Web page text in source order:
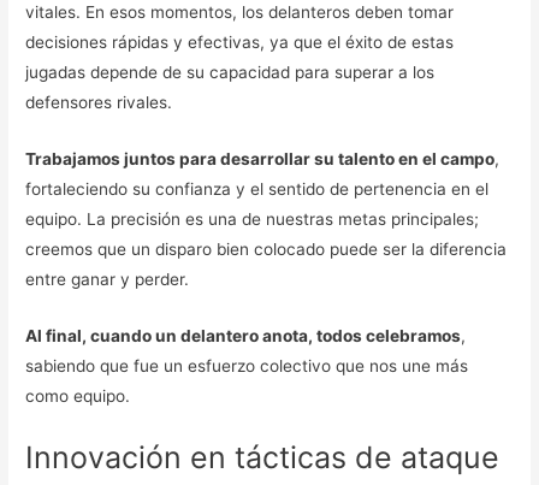
vitales. En esos momentos, los delanteros deben tomar
decisiones rápidas y efectivas, ya que el éxito de estas
jugadas depende de su capacidad para superar a los
defensores rivales.
Trabajamos juntos para desarrollar su talento en el campo,
fortaleciendo su confianza y el sentido de pertenencia en el
equipo. La precisión es una de nuestras metas principales;
creemos que un disparo bien colocado puede ser la diferencia
entre ganar y perder.
Al final, cuando un delantero anota, todos celebramos,
sabiendo que fue un esfuerzo colectivo que nos une más
como equipo.
Innovación en tácticas de ataque